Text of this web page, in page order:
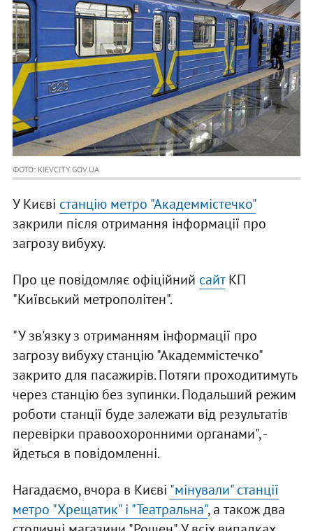
ФОТО: KIEVCITY.GOV.UA
У Києві станцію метро "Академмістечко"
закрили після отримання інформації про
загрозу вибуху.
Про це повідомляє офіційний сайтКП
"Київський метрополітен".
"У зв'язку з отриманням інформації про
загрозу вибуху станцію "Академмістечко"
закрито для пасажирів. Потяги проходитимуть
через станцію без зупинки. Подальший режим
роботи станції буде залежати від результатів
перевірки правоохоронними органами", -
йдеться в повідомленні.
Нагадаємо, вчора в Києві "мінували" станції
метро "Хрещатик" і "Театральна", а також два